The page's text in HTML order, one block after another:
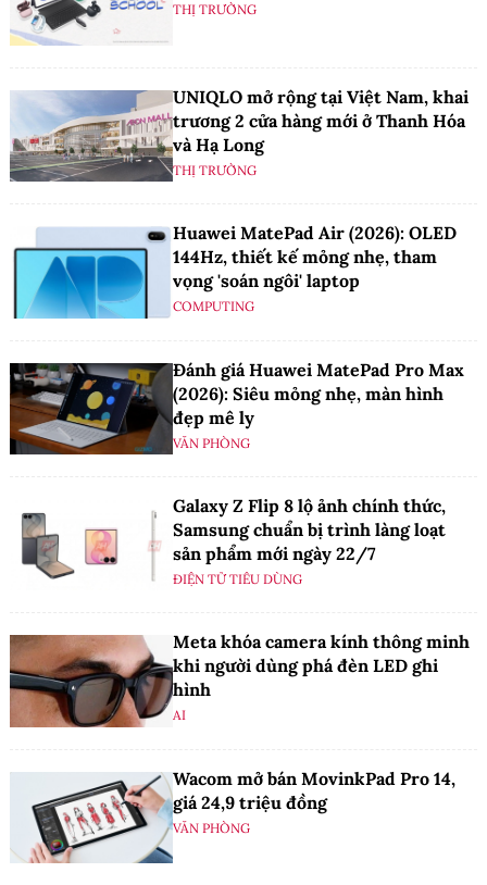
THỊ TRƯỜNG
UNIQLO mở rộng tại Việt Nam, khai
trương 2 cửa hàng mới ở Thanh Hóa
và Hạ Long
THỊ TRƯỜNG
Huawei MatePad Air (2026): OLED
144Hz, thiết kế mỏng nhẹ, tham
vọng 'soán ngôi' laptop
COMPUTING
Đánh giá Huawei MatePad Pro Max
(2026): Siêu mỏng nhẹ, màn hình
đẹp mê ly
VĂN PHÒNG
Galaxy Z Flip 8 lộ ảnh chính thức,
Samsung chuẩn bị trình làng loạt
sản phẩm mới ngày 22/7
ĐIỆN TỬ TIÊU DÙNG
Meta khóa camera kính thông minh
khi người dùng phá đèn LED ghi
hình
AI
Wacom mở bán MovinkPad Pro 14,
giá 24,9 triệu đồng
VĂN PHÒNG